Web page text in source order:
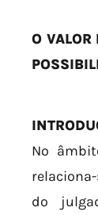
O VALOR
No
do